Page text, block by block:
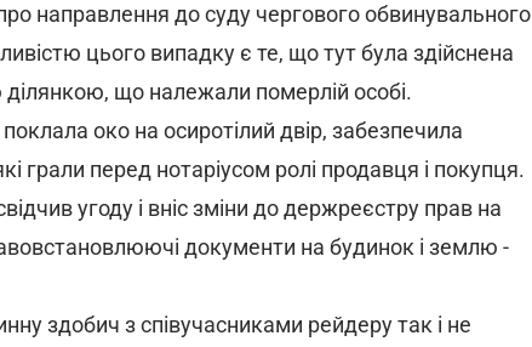
направлення до суду чергового обвинувального
цього випадку є те, що тут була здійснена
що належали померлій особі.
око на осиротілий двір, забезпечила
грали перед нотаріусом ролі продавця і покупця.
угоду і вніс зміни до держреєстру прав на
документи на будинок і землю -
здобич з співучасниками рейдеру так і не